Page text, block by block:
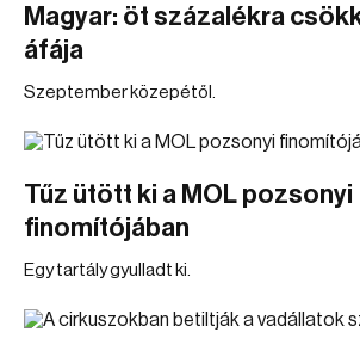
Magyar: öt százalékra
áfája
Szeptember közepétől.
Tűz ütött ki a MOL pozsonyi
finomítójában
Egy tartály gyulladt ki.